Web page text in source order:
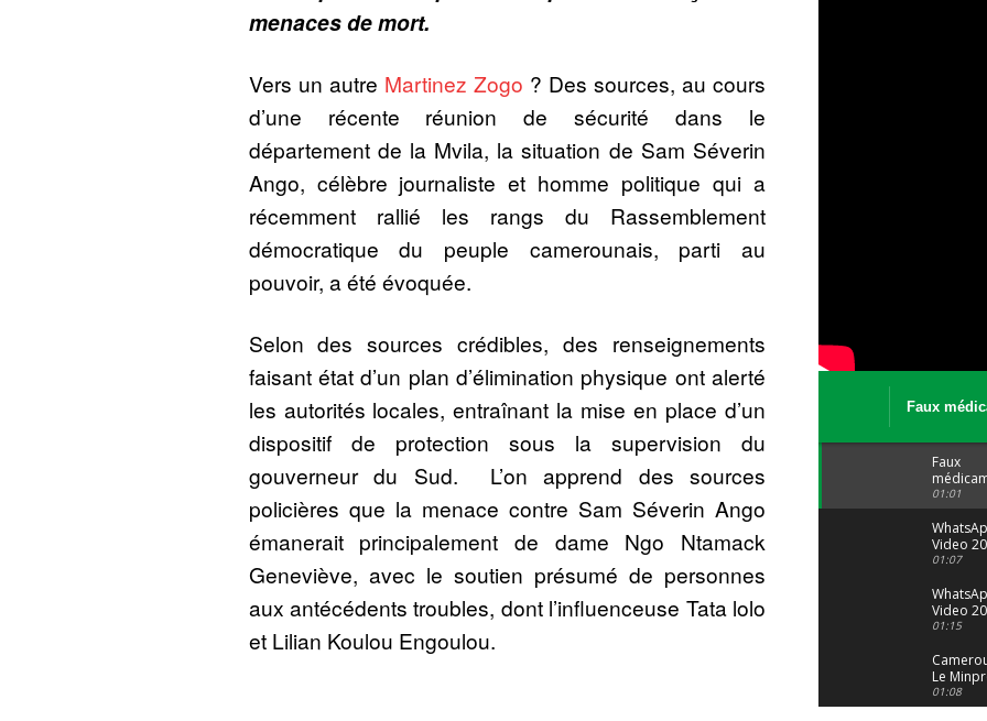
menaces de mort.
Vers un autre Martinez Zogo ? Des sources, au cours
d’une récente réunion de sécurité dans le
département de la Mvila, la situation de Sam Séverin
Ango, célèbre journaliste et homme politique qui a
récemment rallié les rangs du Rassemblement
démocratique du peuple camerounais, parti au
pouvoir, a été évoquée.
Selon des sources crédibles, des renseignements
faisant état d’un plan d’élimination physique ont alerté
les autorités locales, entraînant la mise en place d’un
dispositif de protection sous la supervision du
gouverneur du Sud. L’on apprend des sources
policières que la menace contre Sam Séverin Ango
émanerait principalement de dame Ngo Ntamack
Geneviève, avec le soutien présumé de personnes
aux antécédents troubles, dont l’influenceuse Tata lolo
et Lilian Koulou Engoulou.
Faux
Le trafic
Faux
: Le trafic
porte
malgré
01:01
Video
04 at 15
01:07
Video
29 at 12
01:15
Le
alerte
dérives
01:08